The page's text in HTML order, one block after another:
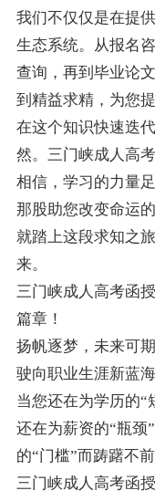
我们不仅仅是在提
生态系统。从报名
查询，再到毕业论
到精益求精，为您
在这个知识快速迭
然。三门峡成人高
相信，学习的力量
那股助您改变命运
就踏上这段求知之
来。
三门峡成人高考函
篇章！
扬帆逐梦，未来可
驶向职业生涯新蓝海
当您还在为学历的“
还在为薪资的“瓶颈
的“门槛”而踌躇不
三门峡成人高考函